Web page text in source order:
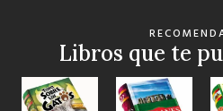
Libros que te